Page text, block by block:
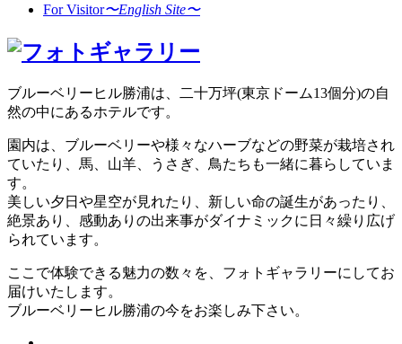
For Visitor〜English Site〜
ブルーベリーヒル勝浦は、二十万坪(東京ドーム13個分)の自
然の中にあるホテルです。
園内は、ブルーベリーや様々なハーブなどの野菜が栽培され
ていたり、馬、山羊、うさぎ、鳥たちも一緒に暮らしていま
す。
美しい夕日や星空が見れたり、新しい命の誕生があったり、
絶景あり、感動ありの出来事がダイナミックに日々繰り広げ
られています。
ここで体験できる魅力の数々を、フォトギャラリーにしてお
届けいたします。
ブルーベリーヒル勝浦の今をお楽しみ下さい。